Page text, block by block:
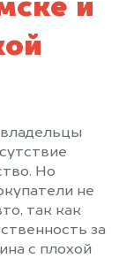
и
Но
не
так как
за
с плохой